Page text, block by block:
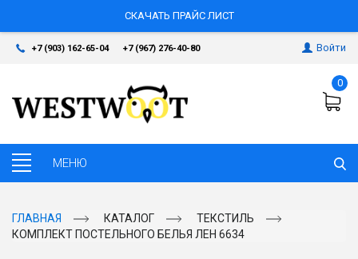
СКАЧАТЬ ПРАЙС ЛИСТ
+7 (903) 162-65-04 +7 (967) 276-40-80 Войти
0
ГЛАВНАЯ КАТАЛОГ
ТЕКСТИЛЬ
КОМПЛЕКТ ПОСТЕЛЬНОГО БЕЛЬЯ ЛЕН 6634